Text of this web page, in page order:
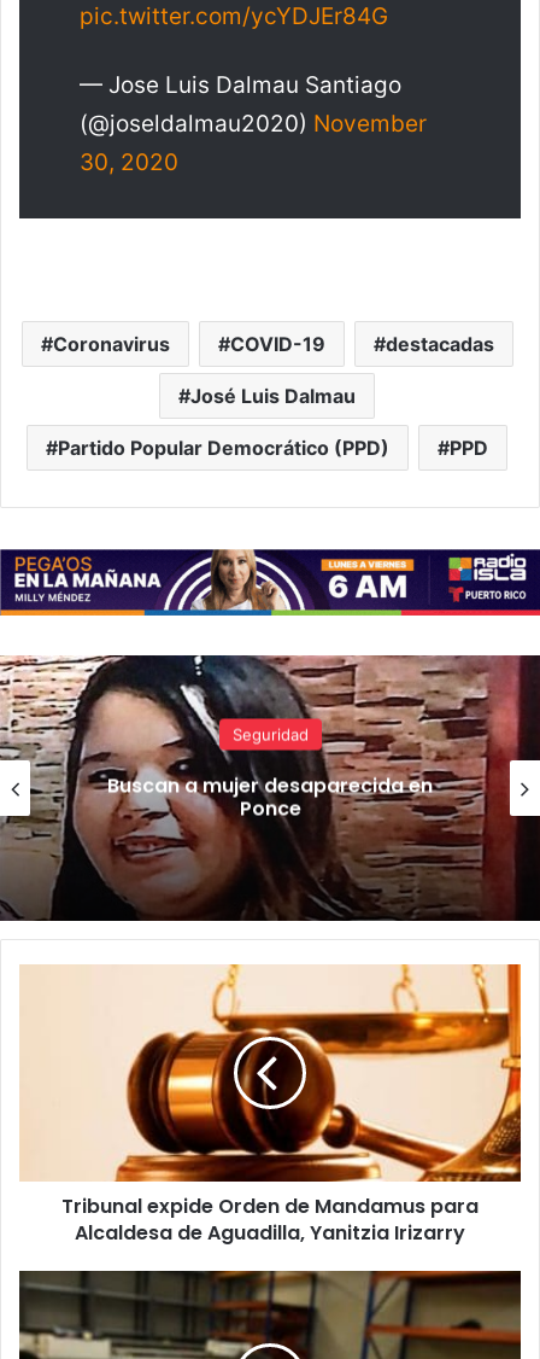
pic.twitter.com/ycYDJEr84G
— Jose Luis Dalmau Santiago
(@joseldalmau2020) November
30, 2020
Coronavirus COVID-19 destacadas
José Luis Dalmau
Partido Popular Democrático (PPD) PPD
Noticias
Colegio de Cirujanos Dentistas
amplía el alcance del Mes de la
Salud Oral con iniciativas para
niños, familias, cuidadores y
adultos mayores
Aguadilla,
YanitziaTribunal expide Orden de Mandamus para
Alcaldesa de Aguadilla, Yanitzia Irizarry
Esperan
terminar
escrutinio